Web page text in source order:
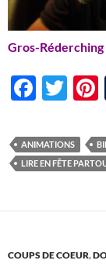
Gros-Réderching
F
e
b
o
T
itt
er
ANIMATIONS
LIRE EN FÊTE
COUPS DE COEUR,